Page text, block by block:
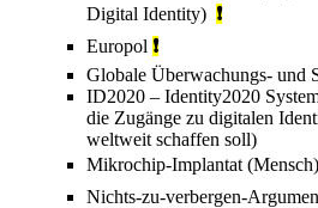
Digital Identity) ❗
Europol ❗
Globale Überwachungs- und
ID2020 – Identity2020
die Zugänge zu digitalen
weltweit schaffen soll)
Mikrochip-Implantat (Mensch)
Nichts-zu-verbergen-